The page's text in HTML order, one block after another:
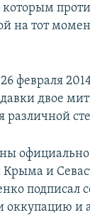
на тот
февраля
двое
различной
и
подписал
оккупацию